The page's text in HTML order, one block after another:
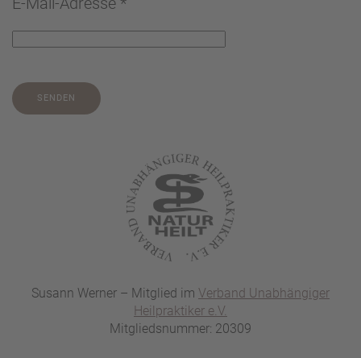
SENDEN
Susann Werner – Mitglied im Verband Unabhängiger
Heilpraktiker e.V.
Mitgliedsnummer: 20309